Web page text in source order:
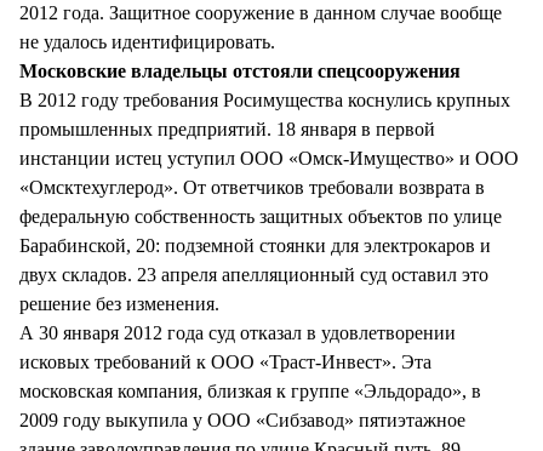
2012 года. Защитное сооружение в данном случае вообще
не удалось идентифицировать.
Московские владельцы отстояли спецсооружения
В 2012 году требования Росимущества коснулись крупных
промышленных предприятий. 18 января в первой
инстанции истец уступил ООО «Омск-Имущество» и ООО
«Омсктехуглерод». От ответчиков требовали возврата в
федеральную собственность защитных объектов по улице
Барабинской, 20: подземной стоянки для электрокаров и
двух складов. 23 апреля апелляционный суд оставил это
решение без изменения.
А 30 января 2012 года суд отказал в удовлетворении
исковых требований к ООО «Траст-Инвест». Эта
московская компания, близкая к группе «Эльдорадо», в
2009 году выкупила у ООО «Сибзавод» пятиэтажное